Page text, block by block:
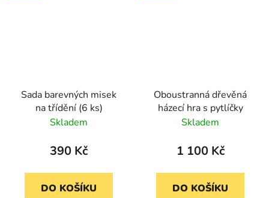
Sada barevných misek
na třídění (6 ks)
Skladem
390 Kč
DO KOŠÍKU
Oboustranná dřevěná
házecí hra s pytlíčky
Skladem
1 100 Kč
DO KOŠÍKU